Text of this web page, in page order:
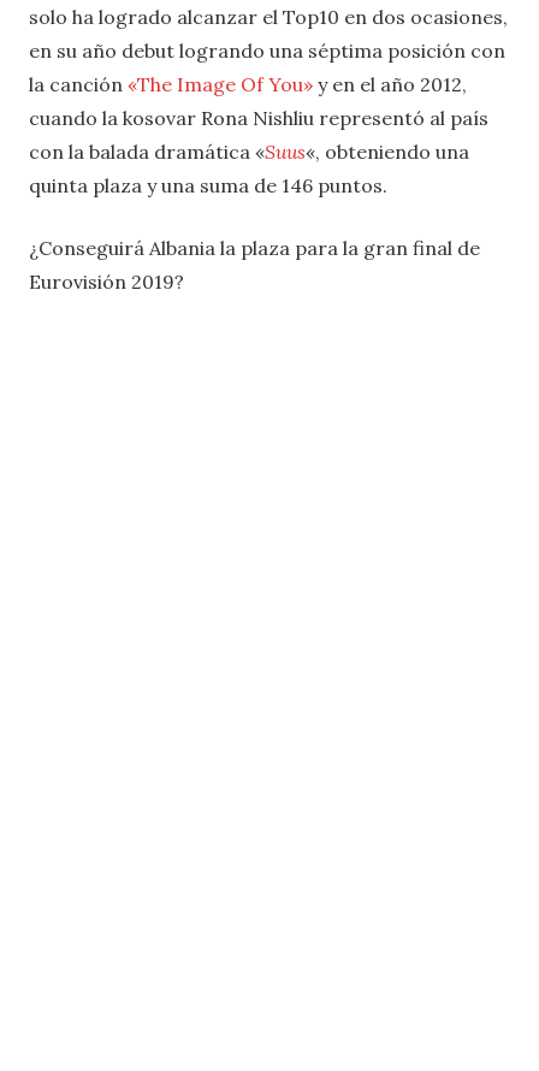
solo ha logrado alcanzar el Top10 en dos ocasiones,
en su año debut logrando una séptima posición con
la canción «The Image Of You» y en el año 2012,
cuando la kosovar Rona Nishliu representó al país
con la balada dramática «Suus«, obteniendo una
quinta plaza y una suma de 146 puntos.
¿Conseguirá Albania la plaza para la gran final de
Eurovisión 2019?